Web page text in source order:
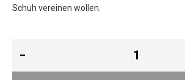
Schuh vereinen wollen.